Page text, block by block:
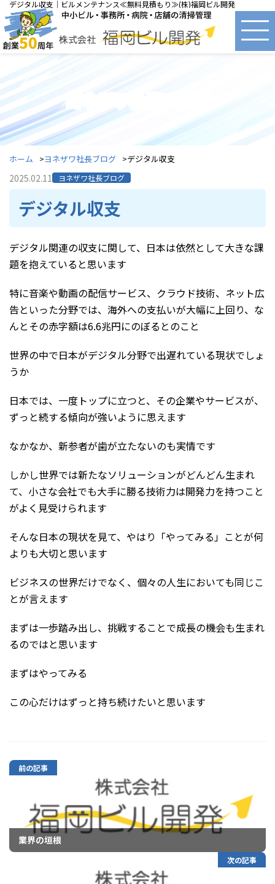
デジタル収支｜ビルメンテナンス≪無料見積もり≫(株)福岡ビル開発
ヨネザワ社長ブログ
ホーム ヨネザワ社長ブログ デジタル収支
2025.02.11 ヨネザワ社長ブログ
デジタル収支
デジタル関連の収支に関して、日本は依然として大きな課
題を抱えていると思います
特に音楽や動画の配信サービス、クラウド技術、ネット広
告といった分野では、海外への支払いが大幅に上回り、な
んとその赤字額は6.6兆円にのぼるとのこと
世界の中で日本がデジタル分野で出遅れている現状でしょ
うか
日本では、一度トップに立つと、その企業やサービスが、
ずっと続する傾向が強いように思えます
なかなか、新参者が歯が立たないのも実情です
しかし世界では新たなソリューションがどんどん生まれ
て、小さな会社でも大手に勝る技術力は開発力を持つこと
がよく見受けられます
そんな日本の現状を見て、やはり「やってみる」ことが何
よりも大切と思います
ビジネスの世界だけでなく、個々の人生においても同じこ
とが言えます
まずは一歩踏み出し、挑戦することで成長の機会も生まれ
るのではと思います
まずはやってみる
この心だけはずっと持ち続けたいと思います
前の記事
業界の垣根
次の記事